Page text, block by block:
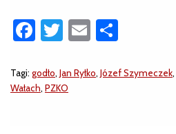
Facebook
Twitter
Email
Tagi: godło, Jan Ryłko, Józef Szymeczek,
Wałach, PZKO